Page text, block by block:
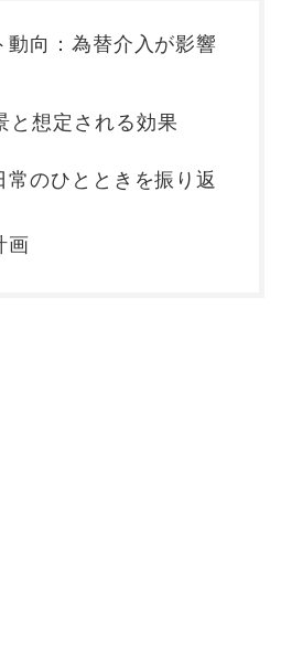
動向：為替介入が影響
と想定される効果
常のひとときを振り返
画